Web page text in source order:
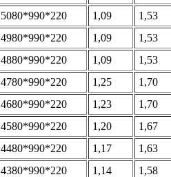
5080*990*220 1,09
1,53
4980*990*220 1,09
1,53
4880*990*220 1,09
1,53
4780*990*220 1,25
1,70
4680*990*220 1,23
1,70
4580*990*220 1,20
1,67
4480*990*220 1,17
1,63
4380*990*220 1,14
1,58